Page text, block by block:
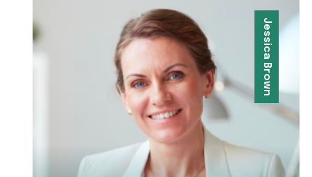
Jessica Brown